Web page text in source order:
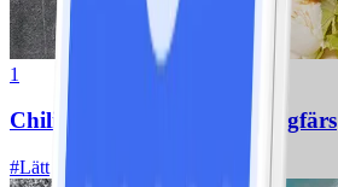
1
Chili con carne med kycklingfärs
#Lätt